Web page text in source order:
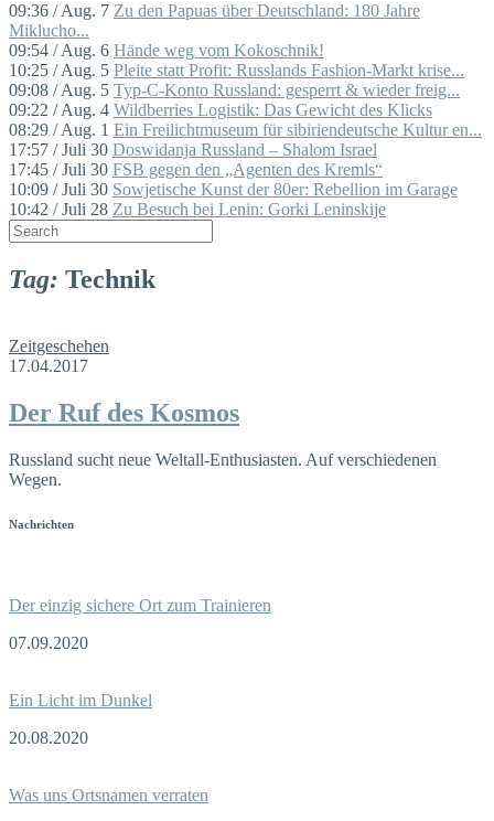
09:36 / Aug. 7 Zu den Papuas über Deutschland: 180 Jahre
Miklucho...
09:54 / Aug. 6 Hände weg vom Kokoschnik!
10:25 / Aug. 5 Pleite statt Profit: Russlands Fashion-Markt krise...
09:08 / Aug. 5 Typ-C-Konto Russland: gesperrt & wieder freig...
09:22 / Aug. 4 Wildberries Logistik: Das Gewicht des Klicks
08:29 / Aug. 1 Ein Freilichtmuseum für sibiriendeutsche Kultur en...
17:57 / Juli 30 Doswidanja Russland – Shalom Israel
17:45 / Juli 30 FSB gegen den „Agenten des Kremls“
10:09 / Juli 30 Sowjetische Kunst der 80er: Rebellion im Garage
10:42 / Juli 28 Zu Besuch bei Lenin: Gorki Leninskije
Tag: Technik
Zeitgeschehen
17.04.2017
Der Ruf des Kosmos
Russland sucht neue Weltall-Enthusiasten. Auf verschiedenen
Wegen.
Nachrichten
Der einzig sichere Ort zum Trainieren
07.09.2020
Ein Licht im Dunkel
20.08.2020
Was uns Ortsnamen verraten